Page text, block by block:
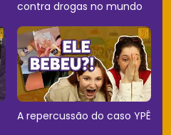
contra drogas no mundo
A repercussão do caso YPÊ